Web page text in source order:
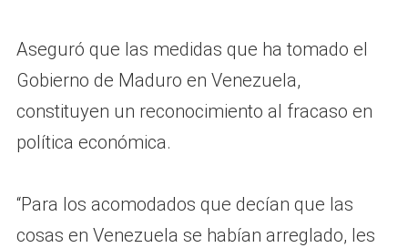
Aseguró que las medidas que ha tomado el
Gobierno de Maduro en Venezuela,
constituyen un reconocimiento al fracaso en
política económica.
“Para los acomodados que decían que las
cosas en Venezuela se habían arreglado, les